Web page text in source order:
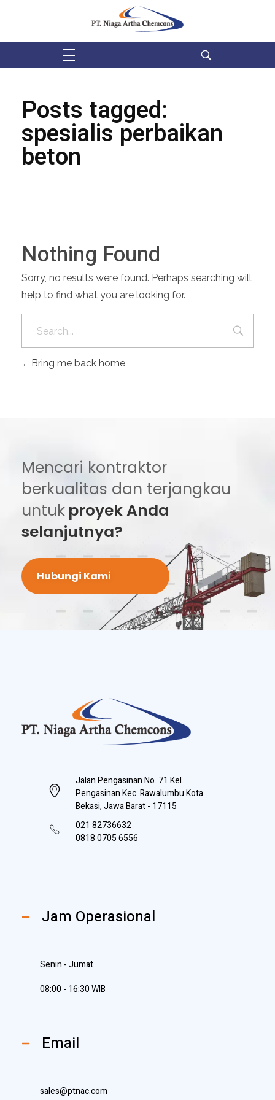
PT Niaga Artha Chemcons
Posts tagged:
spesialis perbaikan
beton
Nothing Found
Sorry, no results were found. Perhaps searching will
help to find what you are looking for.
Bring me back home
Mencari kontraktor
berkualitas dan terjangkau
untuk proyek Anda
selanjutnya?
Hubungi Kami
Jalan Pengasinan No. 71 Kel.
Pengasinan Kec. Rawalumbu Kota
Bekasi, Jawa Barat - 17115
021 82736632
0818 0705 6556
Jam Operasional
Senin - Jumat
08:00 - 16:30 WIB
Email
sales@ptnac.com